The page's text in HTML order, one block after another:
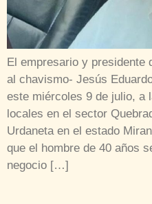
El empresario y presidente
al chavismo- Jesús
este miércoles 9 de julio, a
locales en el sector
Urdaneta en el estado
que el hombre de 40 años
negocio […]